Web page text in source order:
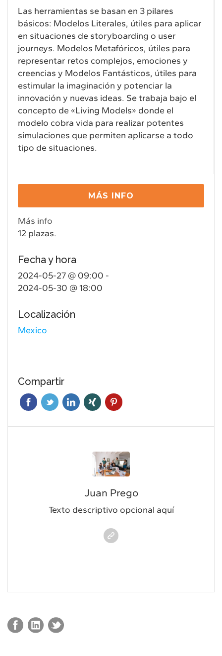
Las herramientas se basan en 3 pilares
básicos: Modelos Literales, útiles para aplicar
en situaciones de storyboarding o user
journeys. Modelos Metafóricos, útiles para
representar retos complejos, emociones y
creencias y Modelos Fantásticos, útiles para
estimular la imaginación y potenciar la
innovación y nuevas ideas. Se trabaja bajo el
concepto de «Living Models» donde el
modelo cobra vida para realizar potentes
simulaciones que permiten aplicarse a todo
tipo de situaciones.
Más info
12 plazas.
Fecha y hora
2024-05-27 @ 09:00 -
2024-05-30 @ 18:00
Localización
Mexico
Compartir
Juan Prego
Texto descriptivo opcional aquí